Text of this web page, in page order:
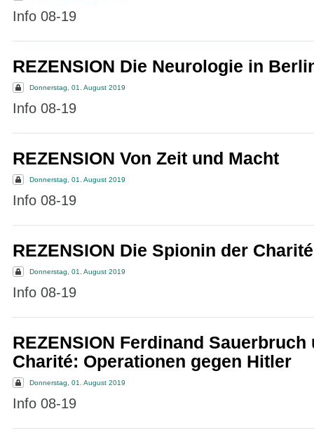
Info 08-19
REZENSION Die Neurologie in
Donnerstag, 01. August 2019
Info 08-19
REZENSION Von Zeit und Macht
Donnerstag, 01. August 2019
Info 08-19
REZENSION Die Spionin der Charité
Donnerstag, 01. August 2019
Info 08-19
REZENSION Ferdinand Sauerbruch
Charité: Operationen gegen Hitler
Donnerstag, 01. August 2019
Info 08-19